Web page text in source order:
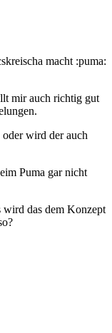
macht :puma:
mir auch richtig gut
wird der auch
Puma gar nicht
wird das dem Konzept